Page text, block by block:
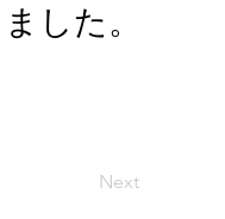
した。
Next